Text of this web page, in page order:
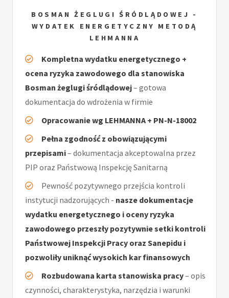
BOSMAN ŻEGLUGI ŚRÓDLĄDOWEJ -
WYDATEK ENERGETYCZNY METODĄ
LEHMANNA
Kompletna wydatku energetycznego +
ocena ryzyka zawodowego dla stanowiska
Bosman żeglugi śródlądowej– gotowa
dokumentacja do wdrożenia w firmie
Opracowanie wg LEHMANNA + PN-N-18002
Pełna zgodność z obowiązującymi
przepisami– dokumentacja akceptowalna przez
PIP oraz Państwową Inspekcję Sanitarną
Pewność pozytywnego przejścia kontroli
instytucji nadzorujących - nasze dokumentacje
wydatku energetycznego i oceny ryzyka
zawodowego przeszły pozytywnie setki kontroli
Państwowej Inspekcji Pracy oraz Sanepidu i
pozwoliły uniknąć wysokich kar finansowych
Rozbudowana karta stanowiska pracy– opis
czynności, charakterystyka, narzędzia i warunki